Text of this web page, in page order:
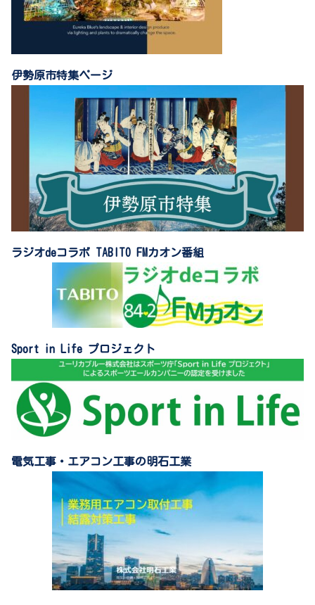
伊勢原市特集ページ
ラジオdeコラボ TABITO FMカオン番組
Sport in Life プロジェクト
電気工事・エアコン工事の明石工業